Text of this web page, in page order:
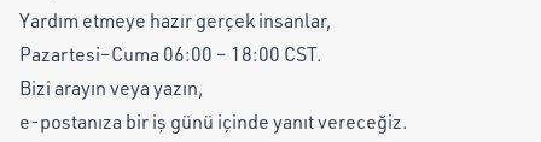
Yardım etmeye hazır gerçek insanlar,
Pazartesi–Cuma 06:00 – 18:00 CST.
Bizi arayın veya yazın,
e-postanıza bir iş günü içinde yanıt vereceğiz.